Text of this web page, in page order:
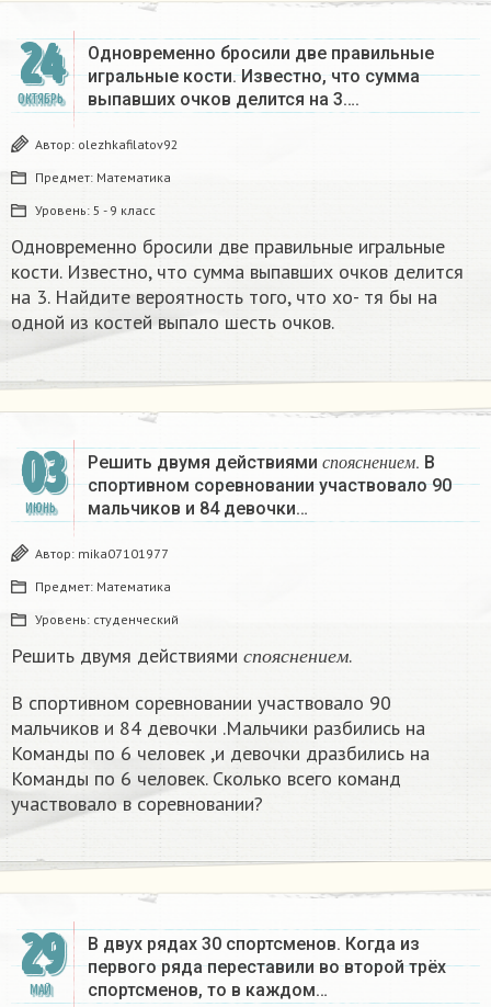
24
ОКТЯБРЬ
Одновременно бросили две правильные
игральные кости. Известно, что сумма
выпавших очков делится на 3….
Автор: olezhkafilatov92
Предмет: Математика
Уровень: 5 - 9 класс
Одновременно бросили две правильные игральные
кости. Известно, что сумма выпавших очков делится
на 3. Найдите вероятность того, что хо- тя бы на
одной из костей выпало шесть очков.
03
ИЮНЬ
Решить двумя действиями с пояс н е н и ем
спояснение
. В
спортивном соревновании участвовало 90
мальчиков и 84 девочки…
Автор: mika07101977
Предмет: Математика
Уровень: студенческий
Решить двумя действиями с п ояс н е н и ем .
В спортивном соревновании участвовало 90
мальчиков и 84 девочки .Мальчики разбились на
Команды по 6 человек ,и девочки дразбились на
Команды по 6 человек. Сколько всего команд
участвовало в соревновании?
29
МАЙ
В двух рядах 30 спортсменов. Когда из
первого ряда переставили во второй трёх
спортсменов, то в каждом…